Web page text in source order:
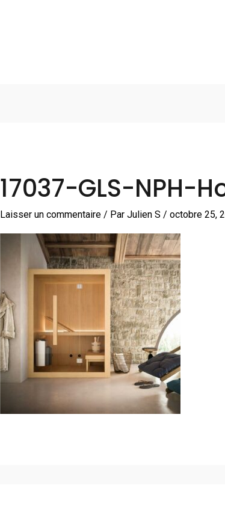
17037-GLS-NPH-
Laisser un commentaire / Par Julien S / octobre 25,